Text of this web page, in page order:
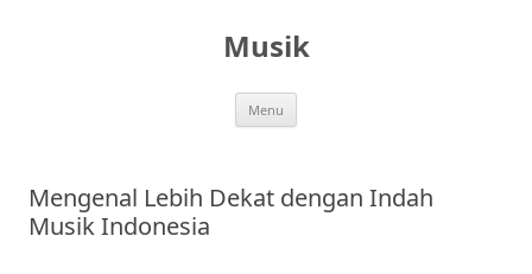
Musik
Menu
Mengenal Lebih Dekat dengan Indah
Musik Indonesia